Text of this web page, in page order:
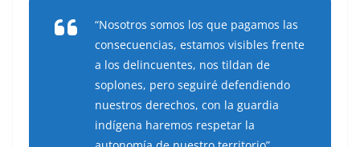
“Nosotros somos los que pagamos las
consecuencias, estamos visibles frente
a los delincuentes, nos tildan de
soplones, pero seguiré defendiendo
nuestros derechos, con la guardia
indígena haremos respetar la